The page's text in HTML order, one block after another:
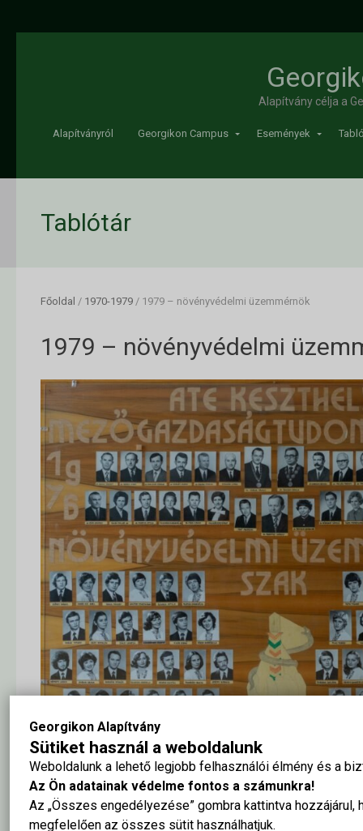
Georgikon Alapítvány
Sütiket használ a weboldalunk
Weboldalunk a lehető legjobb felhasználói élmény és a
Az Ön adatainak védelme fontos a számunkra!
Az „Összes engedélyezése” gombra kattintva hozzájárul,
megfelelően az összes sütit használhatjuk.
Alapítvány célja a
Alapítványról Georgikon Campus Események
Tablótár
Főoldal / 1970-1979 / 1979 – növényvédelmi üzemmérnök
1979 – növényvédelmi
A tabló nagy méretben ide kattintva megtekinthető
Arbeiter Jenő
Hársfalvy György
Házy Katalin